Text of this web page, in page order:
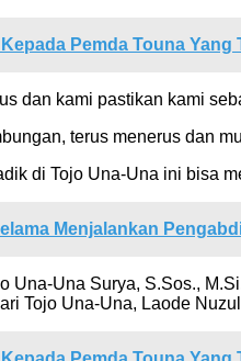
Pemda Touna
dan kami pastikan kami
terus menerus dan
di Tojo Una-Una ini bisa
Menjalankan
Una-Una Surya, S.Sos.,
Tojo Una-Una, Laode